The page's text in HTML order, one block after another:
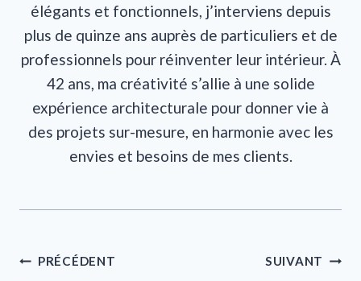
élégants et fonctionnels, j’interviens depuis
plus de quinze ans auprès de particuliers et de
professionnels pour réinventer leur intérieur. À
42 ans, ma créativité s’allie à une solide
expérience architecturale pour donner vie à
des projets sur-mesure, en harmonie avec les
envies et besoins de mes clients.
Navigation
PRÉCÉDENT SUIVANT